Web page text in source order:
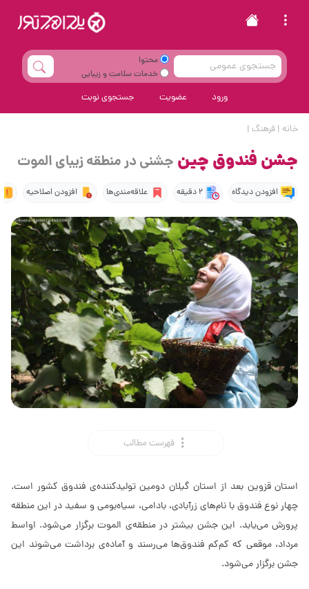
محتوا
خدمات سلامت و زیبایی
ورود عضویت جستجوی نوبت
خانه |فرهنگ |
جشن فندوق چین جشنی در منطقه زیبای الموت
افزودن دیدگاه 2 دقیقه علاقه‌مندی‌ها افزودن اصلاحیه
فهرست مطالب
استان قزوین بعد از استان گیلان دومین تولیدکننده‌ی فندوق کشور است.
چهار نوع فندوق با نام‌های زرآبادی، بادامی، سیاه‌بومی و سفید در این منطقه
پرورش می‌یابد. این جشن بیشتر در منطقه‌ی الموت برگزار می‌شود. اواسط
مرداد، موقعی که کم‌کم فندوق‌ها می‌رسند و آماده‌ی برداشت می‌شوند این
جشن برگزار می‌شود.